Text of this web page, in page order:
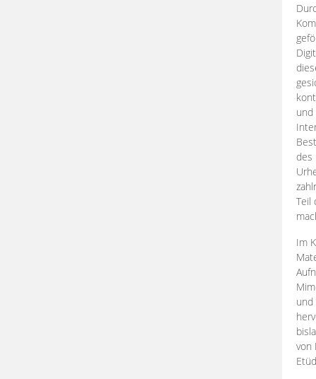
des
Teil
Im
und
von